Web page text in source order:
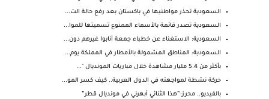
السعودية تحذر مواطنيها في باكستان بعد رفع حالة الت...
السعودية تصدر قائمة بالأسماء الممنوع تسميتها للموا...
السعودية: الاستغناء عن خطباء جمعة أنابوا غيرهم دون...
السعودية: المناطق المشمولة بالأمطار في المملكة يوم...
بأكثر من 5.4 مليار مشاهدة خلال مباريات المونديال "...
حركة نشطة لمواجهته في الدول العربية.. كيف كسر المو...
بالفيديو.. محرز:”هذا الثنائي أبهرني في مونديال قطر”